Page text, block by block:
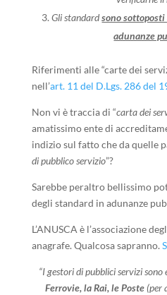
Gli standardsono
adunanze
Riferimenti alle “carte dei
nell’art. 11 del D.Lgs. 286 del
Non vi è traccia di “carta dei
amatissimo ente di
indizio sul fatto che da quelle
di pubblico servizio”?
Sarebbe peraltro bellissimo
degli standard in adunanze
L’ANUSCA è l’associazione
anagrafe. Qualcosa sapranno.
“I gestori di pubblici servizi sono
Ferrovie, la Rai, le Poste (per